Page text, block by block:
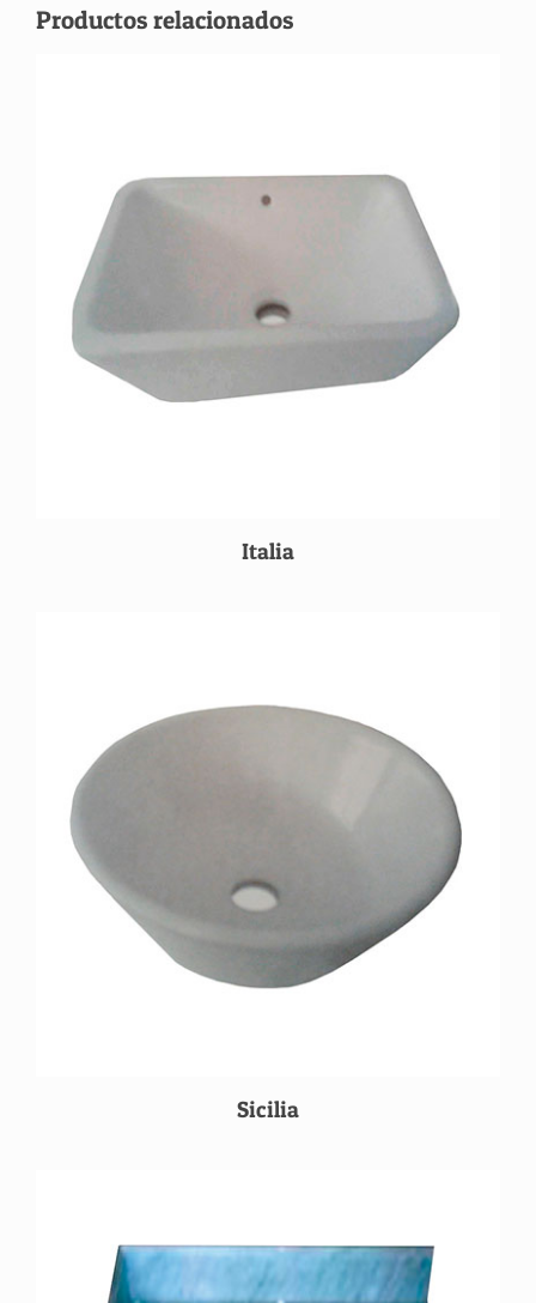
Productos relacionados
Italia
Sicilia